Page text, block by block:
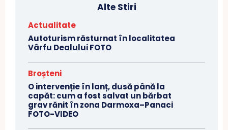
Alte Stiri
Actualitate
Autoturism răsturnat în localitatea
Vârfu Dealului FOTO
Broșteni
O intervenție în lanț, dusă până la
capăt: cum a fost salvat un bărbat
grav rănit în zona Darmoxa–Panaci
FOTO-VIDEO